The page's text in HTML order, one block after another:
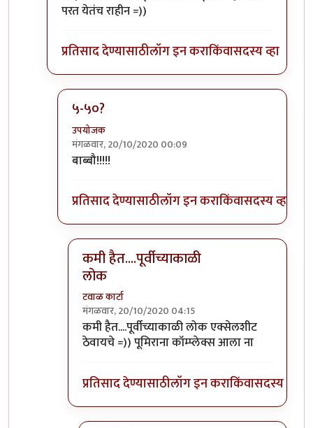
परत येतंच राहीन =))
प्रतिसाद देण्यासाठीलॉग इन कराकिंवासदस्य व्हा
५-५०?
उपयोजक
मंगळवार, 20/10/2020 00:09
In reply to
बाब्बौ!!!!!
प्रतिसाद देण्यासाठीलॉग इन कराकिंवासदस्य व्हा
कमी हैत....पूर्वीच्याकाळी
लोक
टवाळ कार्टा
मंगळवार, 20/10/2020 04:15
In reply to५-५०?byउपयोजक
कमी हैत....पूर्वीच्याकाळी लोक एक्सेलशीट
ठेवायचे =)) पूमिराना कॉम्प्लेक्स आला ना
प्रतिसाद देण्यासाठीलॉग इन कराकिंवासदस्य व्हा